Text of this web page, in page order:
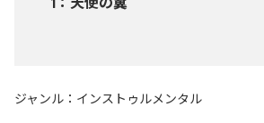
ジャンル： インストゥルメンタル